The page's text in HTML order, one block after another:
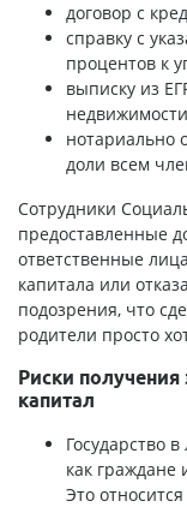
договор с
справку с
процентов к
выписку из
нотариально
доли всем
Сотрудники
предоставленные
ответственные
капитала или
подозрения, что
родители просто
Риски
капитал
Государство
как
Это